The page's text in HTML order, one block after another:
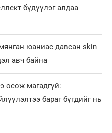
бүдүүлэг алдаа
юаниас давсан skin
авч байна
өсөж магадгүй:
бараг бүгдийг нь